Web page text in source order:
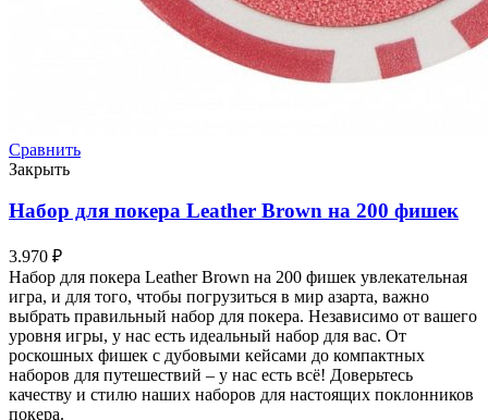
Сравнить
Закрыть
Набор для покера Leather Brown на 200 фишек
3.970 ₽
Набор для покера Leather Brown на 200 фишек увлекательная
игра, и для того, чтобы погрузиться в мир азарта, важно
выбрать правильный набор для покера. Независимо от вашего
уровня игры, у нас есть идеальный набор для вас. От
роскошных фишек с дубовыми кейсами до компактных
наборов для путешествий – у нас есть всё! Доверьтесь
качеству и стилю наших наборов для настоящих поклонников
покера.